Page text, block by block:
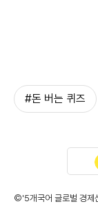
#돈 버는 퀴즈
©'5개국어 글로벌 경제